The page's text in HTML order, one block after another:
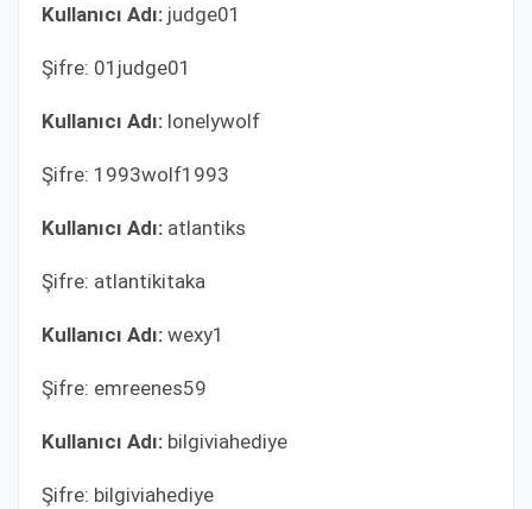
Kullanıcı Adı: judge01
Şifre: 01judge01
Kullanıcı Adı: lonelywolf
Şifre: 1993wolf1993
Kullanıcı Adı: atlantiks
Şifre: atlantikitaka
Kullanıcı Adı: wexy1
Şifre: emreenes59
Kullanıcı Adı: bilgiviahediye
Şifre: bilgiviahediye